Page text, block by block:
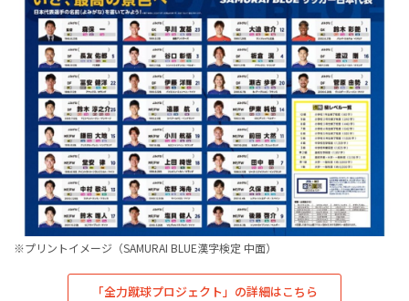
※プリントイメージ（SAMURAI BLUE漢字検定 中面）
「全力蹴球プロジェクト」の詳細はこちら